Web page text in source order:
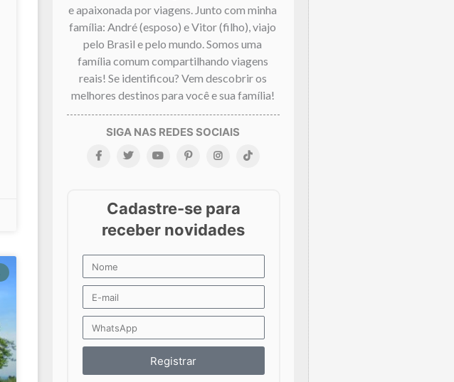
e apaixonada por viagens. Junto com minha
família: André (esposo) e Vitor (filho), viajo
pelo Brasil e pelo mundo. Somos uma
família comum compartilhando viagens
reais! Se identificou? Vem descobrir os
melhores destinos para você e sua família!
Registrar